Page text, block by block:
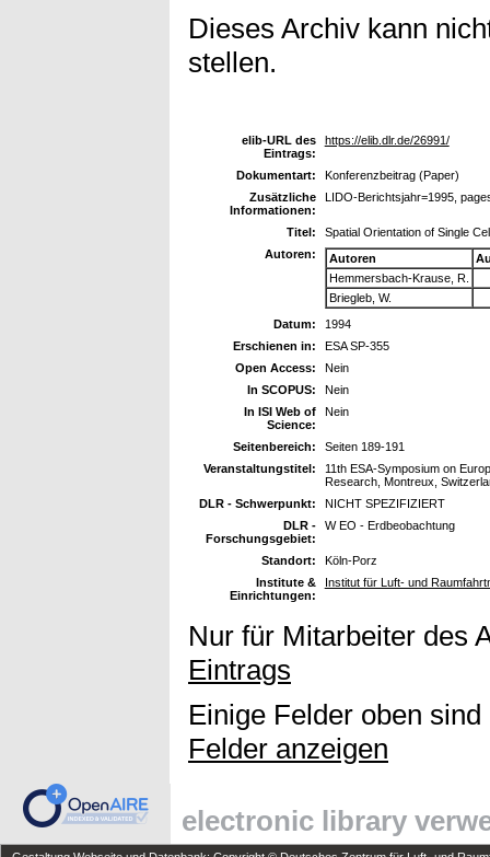
Dieses Archiv kann
stellen.
elib-URL des
Eintrags:
https://elib.dlr.de/26991/
Dokumentart:
Konferenzbeitrag (Paper)
Zusätzliche
Informationen:
LIDO-Berichtsjahr=1995,
Titel:
Spatial Orientation of Single
Autoren:
Autoren
Hemmersbach-Krause, R.
Briegleb, W.
Datum:
1994
Erschienen in:
ESA SP-355
Open Access:
Nein
In SCOPUS:
Nein
In ISI Web of
Science:
Nein
Seitenbereich:
Seiten 189-191
Veranstaltungstitel:
11th ESA-Symposium on
Research, Montreux,
DLR - Schwerpunkt:
NICHT SPEZIFIZIERT
DLR -
Forschungsgebiet:
W EO - Erdbeobachtung
Standort:
Köln-Porz
Institute &
Einrichtungen:
Institut für Luft- und
Nur für Mitarbeiter des
Eintrags
Einige Felder oben
Felder anzeigen
electronic library